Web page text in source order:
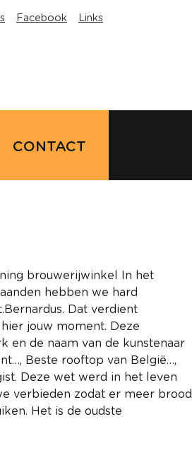
Facebook Links
CONTACT
brouwerijwinkel In het
hebben we hard
Dat verdient
jouw moment. Deze
en de naam van de kunstenaar
Beste rooftop van België…,
Deze wet werd in het leven
verbieden zodat er meer brood
Het is de oudste